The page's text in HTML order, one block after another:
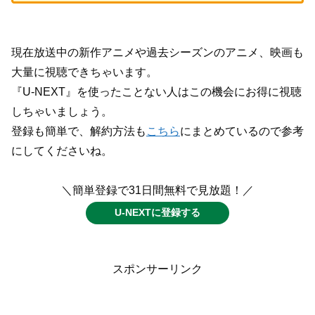
現在放送中の新作アニメや過去シーズンのアニメ、映画も
大量に視聴できちゃいます。
『U-NEXT』を使ったことない人はこの機会にお得に視聴
しちゃいましょう。
登録も簡単で、解約方法も こちらにまとめているので参考
にしてくださいね。
＼簡単登録で31日間無料で見放題！／
U-NEXTに登録する
スポンサーリンク